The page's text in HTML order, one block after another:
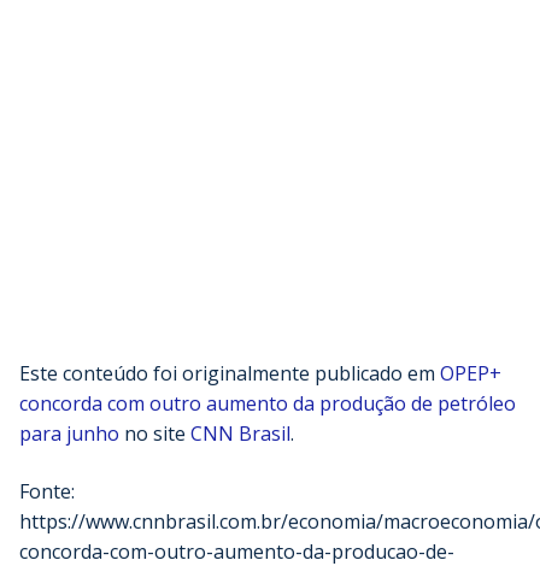
Este conteúdo foi originalmente publicado em OPEP+
concorda com outro aumento da produção de petróleo
para junho no site CNN Brasil.
Fonte:
https://www.cnnbrasil.com.br/economia/
concorda-com-outro-aumento-da-producao-de-